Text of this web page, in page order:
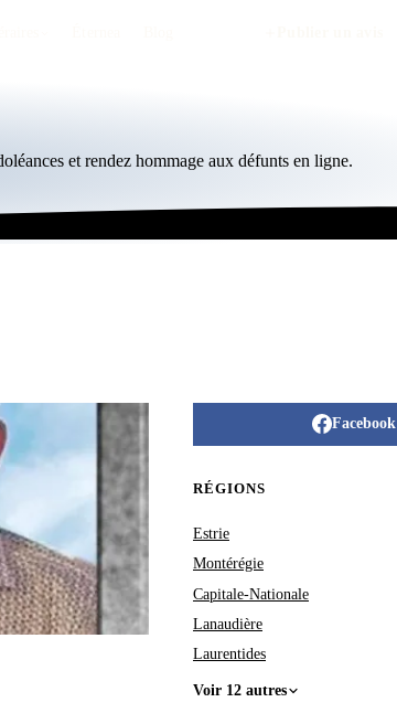
et rendez hommage aux défunts en ligne.
Facebook
RÉGIONS
Estrie
Montérégie
Capitale-Nationale
Lanaudière
Laurentides
Voir 12 autres